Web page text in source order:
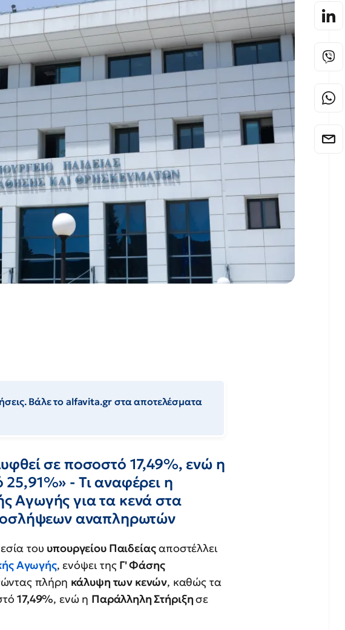
Βάλε το alfavita.gr στα αποτελέσματα
σε ποσοστό 17,49%, ενώ η
- Τι αναφέρει η
Αγωγής για τα κενά στα
αναπληρωτών
του υπουργείου Παιδείαςαποστέλλει
Αγωγής, ενόψει τηςΓ' Φάσης
πλήρη κάλυψη των κενών, καθώς τα
17,49%, ενώ η Παράλληλη Στήριξησε